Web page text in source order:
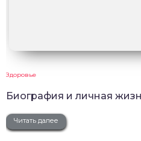
Здоровье
Биография и личная
Читать далее